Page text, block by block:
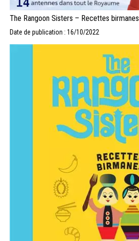
The Rangoon Sisters – Recettes birmanes
Date de publication : 16/10/2022